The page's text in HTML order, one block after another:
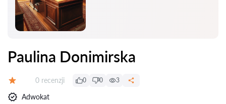
Paulina Donimirska
Recenzji:
0 recenzji 0 0 3
Adwokat